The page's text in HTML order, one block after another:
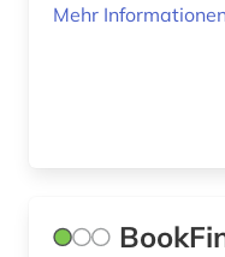
Mehr